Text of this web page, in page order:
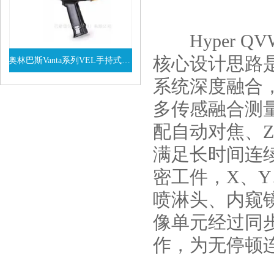
奥林巴斯Vanta系列VEL手持式XRF光谱仪
查看详情
Hyper
核心设计思路
系统深度融合
多传感融合测
配自动对焦、
满足长时间连
密工件，X、
喷淋头、内窥
像单元经过同
作，为无停顿